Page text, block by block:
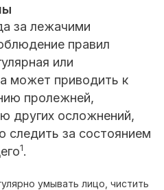
за лежачими
правил
или
может приводить к
пролежней,
других осложнений,
следить за состоянием
1.
умывать лицо, чистить